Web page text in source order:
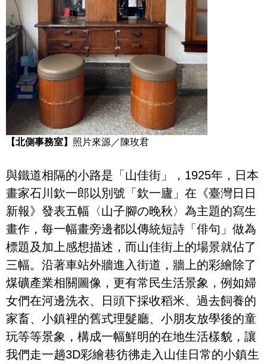
【北側事務室】 照片來源／陳玫君
與鐵道相隔的小路是「山佳街」，1925年，日本
畫家石川欽一郎以別號「欽一廬」在《臺灣日日
新報》發表五幅〈山子腳の晚秋〉為主題的寫生
畫作，每一幅畫旁邊都以傳統短詩「俳句」做為
標題及加上感想描述，而山佳街上的場景就佔了
三幅。沿著車站外牆進入街道，牆上的彩繪除了
煤礦產業相關圖像，更有常民生活景象，例如婦
女們在河邊洗衣、日頭下採收稻米、過去飼養的
家畜、小鎮裡的舊式理髮廳、小朋友放學後的童
玩等等景象，構成一幅鮮明的在地生活樣貌，讓
我們走一趟3D彩繪巷彷彿走入山佳日常的小鎮生